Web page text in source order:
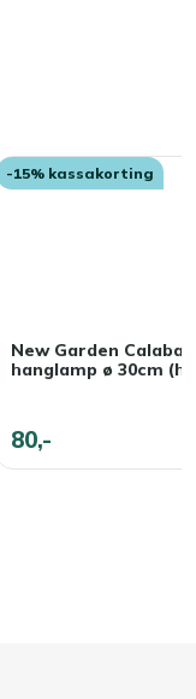
je even licht
-15% kassakorting
New Garden
hanglamp ø 30cm (h:
80,-